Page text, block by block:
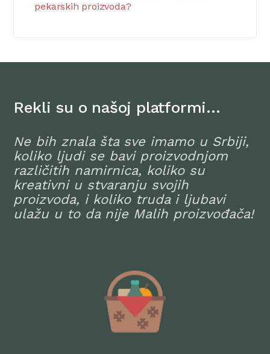
pekarskih proizvoda?
Rekli su o našoj platformi…
Ne bih znala šta sve imamo u Srbiji,
koliko ljudi se bavi proizvodnjom
različitih namirnica, koliko su
kreativni u stvaranju svojih
proizvoda, i koliko truda i ljubavi
ulažu u to da nije Malih proizvođača!